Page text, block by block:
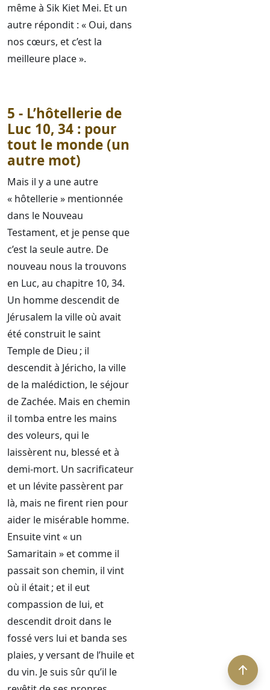
même à Sik Kiet Mei. Et un
autre répondit : « Oui, dans
nos cœurs, et c’est la
meilleure place ».
5 - L’hôtellerie de
Luc 10, 34 : pour
tout le monde (un
autre mot)
Mais il y a une autre
« hôtellerie » mentionnée
dans le Nouveau
Testament, et je pense que
c’est la seule autre. De
nouveau nous la trouvons
en Luc, au chapitre 10, 34.
Un homme descendit de
Jérusalem la ville où avait
été construit le saint
Temple de Dieu ; il
descendit à Jéricho, la ville
de la malédiction, le séjour
de Zachée. Mais en chemin
il tomba entre les mains
des voleurs, qui le
laissèrent nu, blessé et à
demi-mort. Un sacrificateur
et un lévite passèrent par
là, mais ne firent rien pour
aider le misérable homme.
Ensuite vint « un
Samaritain » et comme il
passait son chemin, il vint
où il était ; et il eut
compassion de lui, et
descendit droit dans le
fossé vers lui et banda ses
plaies, y versant de l’huile et
du vin. Je suis sûr qu’il le